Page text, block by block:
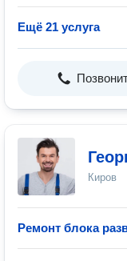
Ещё 21 услуга
Киров
Ремонт блока